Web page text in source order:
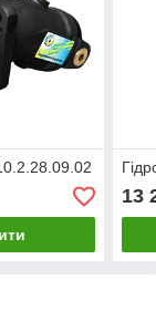
13